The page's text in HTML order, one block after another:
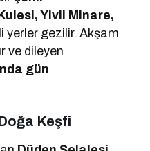
Yivli Minare,
yerler gezilir. Akşam
ve dileyen
gün
Keşfi